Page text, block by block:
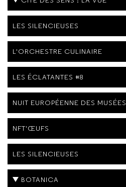
LES SILENCIEUSES
L'ORCHESTRE CULINAIRE
LES ÉCLATANTES #8
NUIT EUROPÉENNE DES MUSÉES
NFT'ŒUFS
LES SILENCIEUSES
BOTANICA